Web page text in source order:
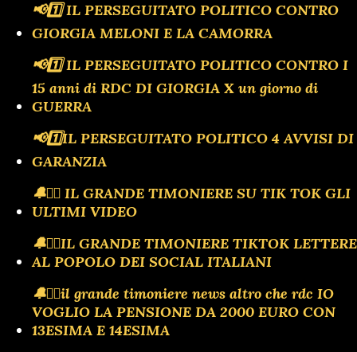
📢1️⃣ IL PERSEGUITATO POLITICO CONTRO
GIORGIA MELONI E LA CAMORRA
📢1️⃣ IL PERSEGUITATO POLITICO CONTRO I
15 anni di RDC DI GIORGIA X un giorno di
GUERRA
📢1️⃣IL PERSEGUITATO POLITICO 4 AVVISI DI
GARANZIA
🔔🏴‍☠️ IL GRANDE TIMONIERE SU TIK TOK GLI
ULTIMI VIDEO
🔔🏴‍☠️IL GRANDE TIMONIERE TIKTOK LETTERE
AL POPOLO DEI SOCIAL ITALIANI
🔔🏴‍☠️il grande timoniere news altro che rdc IO
VOGLIO LA PENSIONE DA 2000 EURO CON
13ESIMA E 14ESIMA